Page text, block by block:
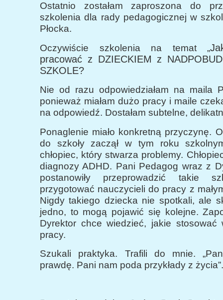
Ostatnio zostałam zaproszona do
szkolenia dla rady pedagogicznej w
Płocka.
Oczywiście szkolenia na temat „
pracować z DZIECKIEM z
SZKOLE?
Nie od razu odpowiedziałam na maila
ponieważ miałam dużo pracy i maile
na odpowiedź. Dostałam subtelne,
Ponaglenie miało konkretną przyczynę.
do szkoły zaczął w tym roku
chłopiec, który stwarza problemy.
diagnozy ADHD. Pani Pedagog wraz z
postanowiły przeprowadzić takie
przygotować nauczycieli do pracy z
Nigdy takiego dziecka nie spotkali, ale
jedno, to mogą pojawić się kolejne.
Dyrektor chce wiedzieć, jakie stosować
pracy.
Szukali praktyka. Trafili do mnie.
prawdę. Pani nam poda przykłady z życia”.